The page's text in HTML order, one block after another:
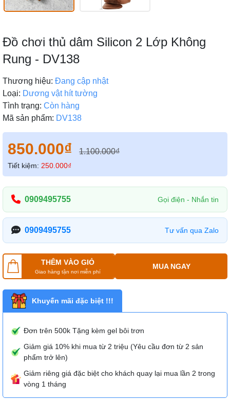
Đồ chơi thủ dâm Silicon 2 Lớp Không
Rung - DV138
Thương hiệu: Đang cập nhật
Loại: Dương vật hít tường
Tình trạng: Còn hàng
Mã sản phẩm: DV138
850.000₫ 1.100.000₫
Tiết kiệm: 250.000₫
0909495755 Gọi điện - Nhắn tin
0909495755 Tư vấn qua Zalo
THÊM VÀO GIỎ
Giao hàng tận nơi miễn phí
MUA NGAY
Khuyến mãi đặc biệt !!!
Đơn trên 500k Tặng kèm gel bôi trơn
Giảm giá 10% khi mua từ 2 triệu (Yêu cầu đơn từ 2 sản
phẩm trở lên)
Giảm riêng giá đặc biệt cho khách quay lại mua lần 2 trong
vòng 1 tháng